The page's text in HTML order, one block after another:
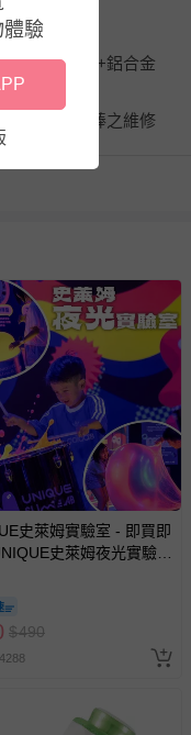
骨材質：鐵+鋁合金
費傘骨、中棒之維修
範圍)
，使其傘布較為鬆
豫期權益，但此期間
未經使用的全新狀態，
品等。
負責處理，若非瑕疵
』中查詢該筆訂單，
我們將依序為您處理
活動贈品亦需一併退
史萊姆實驗室 - 即買即
史萊姆夜光實驗室
均一價(3歲以上需購票))
$490
驗